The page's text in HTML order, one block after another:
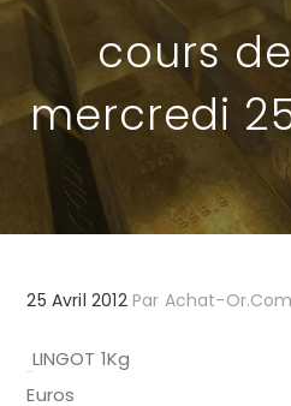
cours
mercredi
25 Avril 2012 Par Achat-Or.com
LINGOT 1Kg
Euros